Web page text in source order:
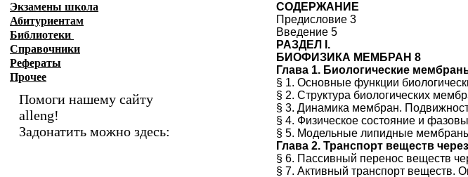
СОДЕРЖАНИЕ
Предисловие 3
Введение 5
РАЗДЕЛ I.
БИОФИЗИКА МЕМБРАН 8
Глава 1. Биологические
§ 1. Основные функции
§ 2. Структура биологических
§ 3. Динамика мембран.
§ 4. Физическое состояние и
§ 5. Модельные липидные
Глава 2. Транспорт веществ
§ 6. Пассивный перенос веществ
§ 7. Активный транспорт веществ.
Экзамены школа
Абитуриентам
Библиотеки
Справочники
Рефераты
Прочее
Помоги нашему сайту
alleng!
Задонатить можно здесь: